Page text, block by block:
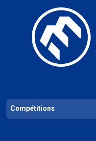
Les compétitions Calendrier
Compétitions